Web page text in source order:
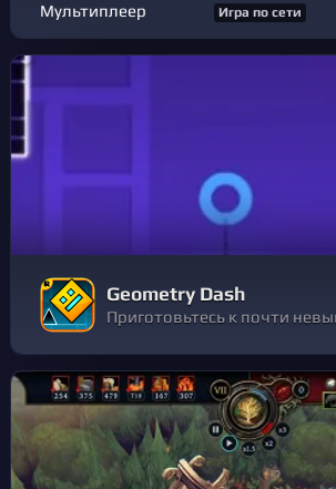
Мультиплеер Игра по сети
Geometry Dash